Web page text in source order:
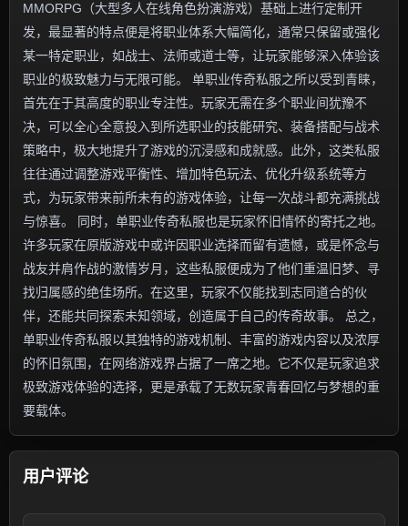
MMORPG（大型多人在线角色扮演游戏）基础上进行定制开
发，最显著的特点便是将职业体系大幅简化，通常只保留或强化
某一特定职业，如战士、法师或道士等，让玩家能够深入体验该
职业的极致魅力与无限可能。 单职业传奇私服之所以受到青睐，
首先在于其高度的职业专注性。玩家无需在多个职业间犹豫不
决，可以全心全意投入到所选职业的技能研究、装备搭配与战术
策略中，极大地提升了游戏的沉浸感和成就感。此外，这类私服
往往通过调整游戏平衡性、增加特色玩法、优化升级系统等方
式，为玩家带来前所未有的游戏体验，让每一次战斗都充满挑战
与惊喜。 同时，单职业传奇私服也是玩家怀旧情怀的寄托之地。
许多玩家在原版游戏中或许因职业选择而留有遗憾，或是怀念与
战友并肩作战的激情岁月，这些私服便成为了他们重温旧梦、寻
找归属感的绝佳场所。在这里，玩家不仅能找到志同道合的伙
伴，还能共同探索未知领域，创造属于自己的传奇故事。 总之，
单职业传奇私服以其独特的游戏机制、丰富的游戏内容以及浓厚
的怀旧氛围，在网络游戏界占据了一席之地。它不仅是玩家追求
极致游戏体验的选择，更是承载了无数玩家青春回忆与梦想的重
要载体。
用户评论